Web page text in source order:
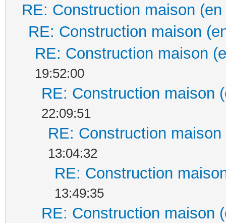
RE: Construction maison
RE: Construction maison
RE: Construction maison
19:52:00
RE: Construction maison
22:09:51
RE: Construction
13:04:32
RE: Construction
13:49:35
RE: Construction maison